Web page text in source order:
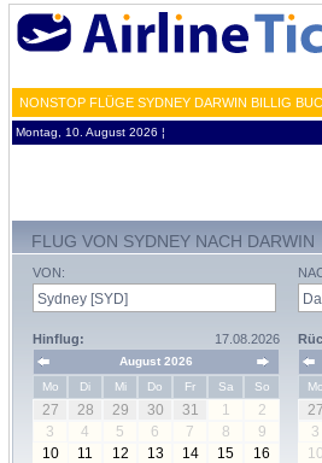
NONSTOP FLÜGE SYDNEY DARWIN BILLIG
Montag, 10. August 2026 ¦
FLUG VON SYDNEY NACH DARWIN
VON:
Hinflug: 17.08.2026
August 2026
Mo
Di Mi Do Fr Sa So
27 28 29 30 31 1
2
3
4 5 6 7 8
9
10
11 12 13 14 15
16
Mo
27
3
10